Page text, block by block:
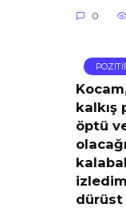
0
kalkış
öptü
dürüst